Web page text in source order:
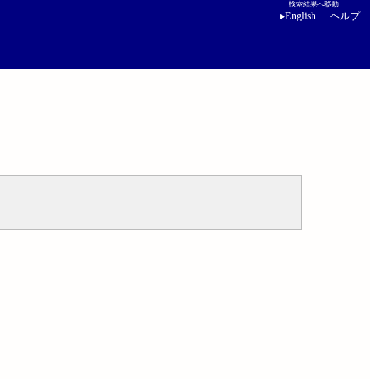
検索結果へ移動
▸English ヘルプ